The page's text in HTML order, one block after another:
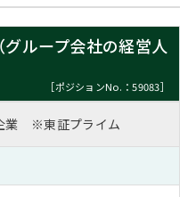
ループ会社の経営人
［ポジションNo.：59083］
業 ※東証プライム